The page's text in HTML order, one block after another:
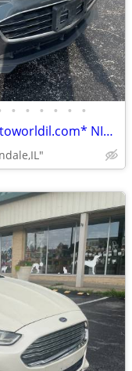
• • • • • •
2017 Chevy Malibu LS 1.5L Auto*autoworldil.com* NICE LOOKING MALIBU LS